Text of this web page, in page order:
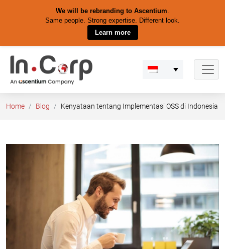
We will be rebranding to Ascentium.
Same people. Strong expertise. Different look.
Learn more
content
Home Blog Kenyataan tentang Implementasi OSS di Indonesia